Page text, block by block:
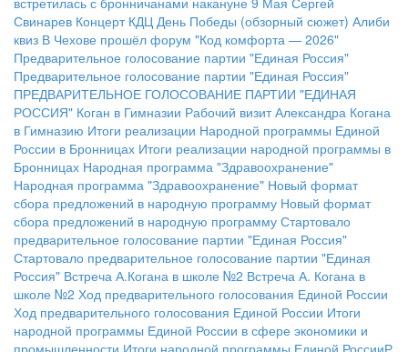
Свинарев Концерт КДЦ День Победы (обзорный сюжет) Алиби
квиз В Чехове прошёл форум "Код комфорта — 2026"
Предварительное голосование партии "Единая Россия"
Предварительное голосование партии "Единая Россия"
ПРЕДВАРИТЕЛЬНОЕ ГОЛОСОВАНИЕ ПАРТИИ "ЕДИНАЯ
РОССИЯ" Коган в Гимназии Рабочий визит Александра Когана
в Гимназию Итоги реализации Народной программы Единой
России в Бронницах Итоги реализации народной программы в
Бронницах Народная программа "Здравоохранение"
Народная программа "Здравоохранение" Новый формат
сбора предложений в народную программу Новый формат
сбора предложений в народную программу Стартовало
предварительное голосование партии "Единая Россия"
Стартовало предварительное голосование партии "Единая
Россия" Встреча А.Когана в школе №2 Встреча А. Когана в
школе №2 Ход предварительного голосования Единой России
Ход предварительного голосования Единой России Итоги
народной программы Единой России в сфере экономики и